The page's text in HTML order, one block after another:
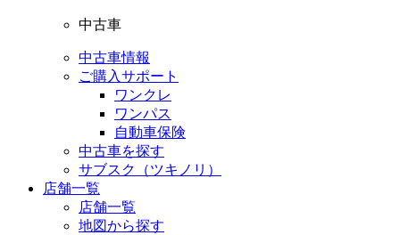
中古車
中古車情報
ご購入サポート
ワンクレ
ワンパス
自動車保険
中古車を探す
サブスク（ツキノリ）
店舗一覧
店舗一覧
地図から探す